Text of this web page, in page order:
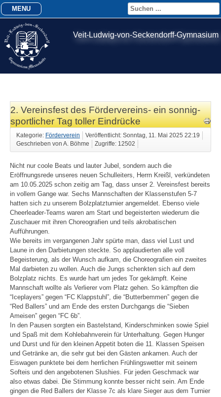
Veit-Ludwig-von-Seckendorff-Gymnasium
MENU
2. Vereinsfest des Fördervereins- ein sonnig-
sportlicher Tag toller Eindrücke
Kategorie: Förderverein
Veröffentlicht: Sonntag, 11. Mai 2025 22:19
Geschrieben von A. Böhme
Zugriffe: 12502
Nicht nur coole Beats und lauter Jubel, sondern auch die
Eröffnungsrede unseres neuen Schulleiters, Herrn Kreißl, verkündeten
am 10.05.2025 schon zeitig am Tag, dass unser 2. Vereinsfest bereits
in vollem Gange war. Sechs Mannschaften der Klassenstufen 5-7
hatten sich zu unserem Bolzplatzturnier angemeldet. Ebenso viele
Cheerleader-Teams waren am Start und begeisterten wiederum die
Zuschauer mit ihren Choreografien und teils akrobatischen
Aufführungen.
Wie bereits im vergangenen Jahr spürte man, dass viel Lust und
Laune in den Darbietungen steckte. So applaudierten alle voll
Begeisterung, als der Wunsch aufkam, die Choreografien ein zweites
Mal darbieten zu wollen. Auch die Jungs schenkten sich auf dem
Bolzplatz nichts. Es wurde hart um jedes Tor gekämpft. Keine
Mannschaft wollte als Verlierer vom Platz gehen. So kämpften die
“Iceplayers” gegen “FC Klappstuhl”, die “Butterbemmen” gegen die
“Red Ballers” und am Ende des ersten Durchgangs die “Sieben
Ameisen” gegen “FC 6b”.
In den Pausen sorgten ein Bastelstand, Kinderschminken sowie Spiel
und Spaß mit dem Kohlebahnverein für Unterhaltung. Gegen Hunger
und Durst und für den kleinen Appetit boten die 11. Klassen Speisen
und Getränke an, die sehr gut bei den Gästen ankamen. Auch der
Eiswagen punktete bei dem herrlichen Frühlingswetter mit seinem
Softeis und den angebotenen Slushies. Für jeden Geschmack war
also etwas dabei. Die Stimmung konnte besser nicht sein. Am Ende
gingen die Red Ballers der Klasse 7c als klare Sieger aus dem Turnier